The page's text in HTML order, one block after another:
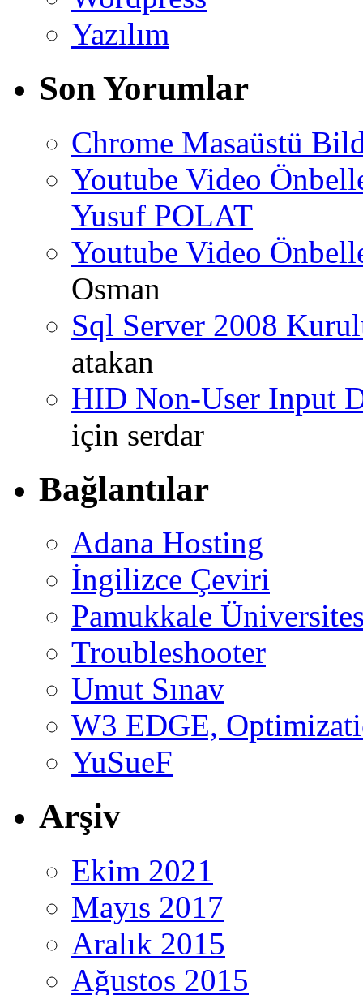
Yazılım
Son Yorumlar
Chrome Masaüstü
Youtube Video
Yusuf POLAT
Youtube Video
Osman
Sql Server 2008
atakan
HID Non-User Input
için serdar
Bağlantılar
Adana Hosting
İngilizce Çeviri
Pamukkale
Troubleshooter
Umut Sınav
W3 EDGE,
YuSueF
Arşiv
Ekim 2021
Mayıs 2017
Aralık 2015
Ağustos 2015